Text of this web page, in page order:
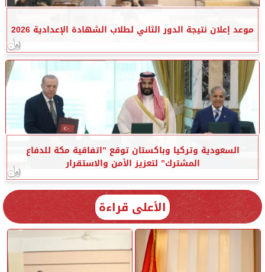
موعد إعلان نتيجة الدور الثاني لطلاب الشهادة الإعدادية 2026
السعودية وتركيا وباكستان توقع ”اتفاقية مكة للدفاع
المشترك” لتعزيز الأمن والاستقرار
الأعلى قراءة